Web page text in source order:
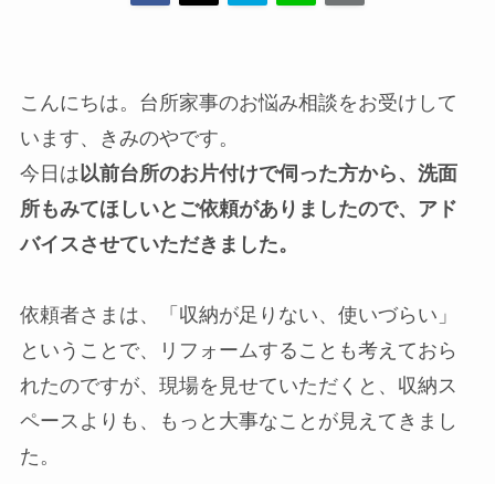
こんにちは。台所家事のお悩み相談をお受けして
います、きみのやです。
今日は以前台所のお片付けで伺った方から、洗面
所もみてほしいとご依頼がありましたので、アド
バイスさせていただきました。
依頼者さまは、「収納が足りない、使いづらい」
ということで、リフォームすることも考えておら
れたのですが、現場を見せていただくと、収納ス
ペースよりも、もっと大事なことが見えてきまし
た。